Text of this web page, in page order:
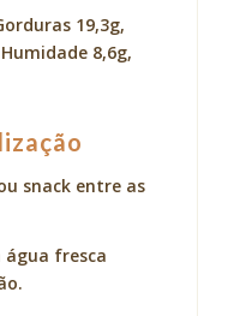
19,3g,
8,6g,
snack entre as
água fresca